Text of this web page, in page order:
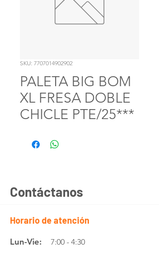
SKU: 7707014902902
PALETA BIG BOM
XL FRESA DOBLE
CHICLE PTE/25***
Contáctanos
Horario de atención
Lun-Vie: 7:00 - 4:30